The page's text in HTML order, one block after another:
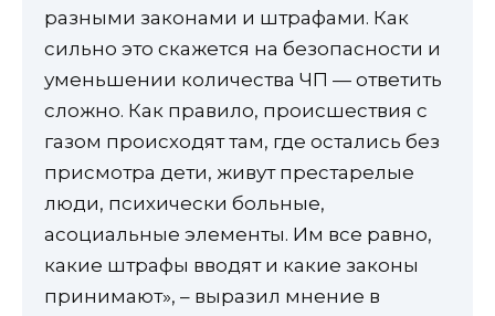
разными законами и штрафами. Как
сильно это скажется на безопасности и
уменьшении количества ЧП — ответить
сложно. Как правило, происшествия с
газом происходят там, где остались без
присмотра дети, живут престарелые
люди, психически больные,
асоциальные элементы. Им все равно,
какие штрафы вводят и какие законы
принимают», – выразил мнение в